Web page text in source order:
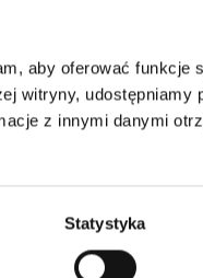
aby oferować funkcje
witryny, udostępniamy
z innymi danymi
Statystyka
pytania